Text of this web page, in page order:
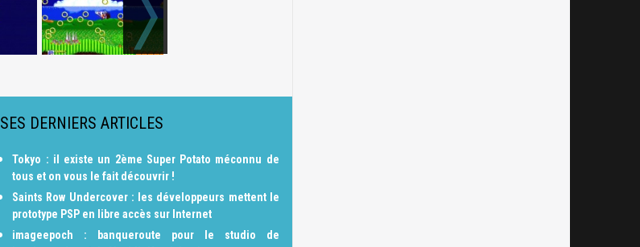
SES DERNIERS ARTICLES
Tokyo : il existe un 2ème Super Potato méconnu de
tous et on vous le fait découvrir !
Saints Row Undercover : les développeurs mettent le
prototype PSP en libre accès sur Internet
imageepoch : banqueroute pour le studio de